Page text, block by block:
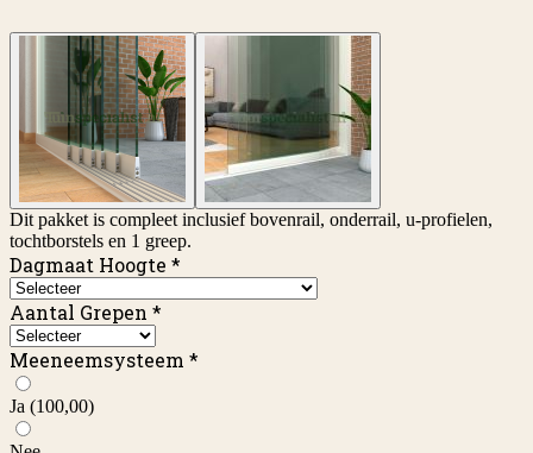
Dit pakket is compleet inclusief bovenrail, onderrail, u-profielen,
tochtborstels en 1 greep.
Dagmaat Hoogte *
Aantal Grepen *
Meeneemsysteem *
Ja (100,00)